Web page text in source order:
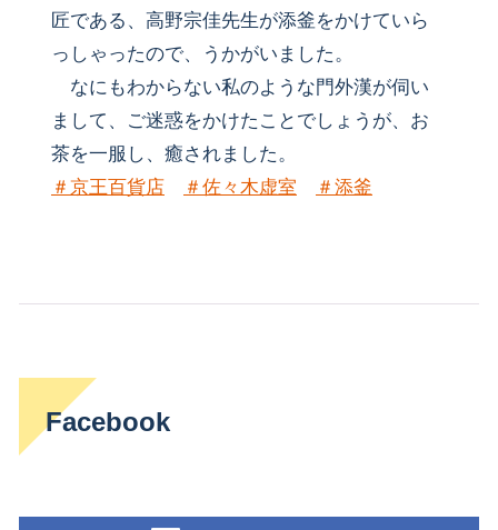
匠である、高野宗佳先生が添釜をかけていら
っしゃったので、うかがいました。
なにもわからない私のような門外漢が伺い
まして、ご迷惑をかけたことでしょうが、お
茶を一服し、癒されました。
＃ 京王百貨店 ＃ 佐々木虚室 ＃ 添釜
Facebook